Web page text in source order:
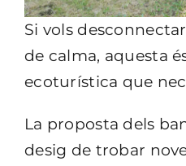
Si vols
de calma, aquesta
ecoturística que
La proposta dels
desig de trobar